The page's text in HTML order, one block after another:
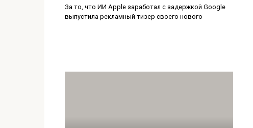
За то, что ИИ Apple заработал с задержкой Google
выпустила рекламный тизер своего нового